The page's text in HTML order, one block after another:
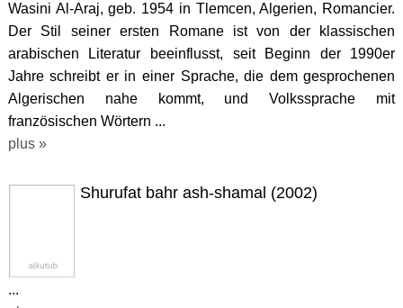
Wasini Al-Araj, geb. 1954 in Tlemcen, Algerien, Romancier.
Der Stil seiner ersten Romane ist von der klassischen
arabischen Literatur beeinflusst, seit Beginn der 1990er
Jahre schreibt er in einer Sprache, die dem gesprochenen
Algerischen nahe kommt, und Volkssprache mit
französischen Wörtern ...
plus »
Shurufat bahr ash-shamal (2002)
...